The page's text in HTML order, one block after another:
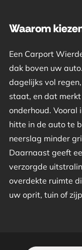
Waarom
Een Carport
dak boven uw
dagelijks vol
staat, en dat
onderhoud. Vooral
hitte in de auto te
neerslag minder
Daarnaast geeft
verzorgde
overdekte ruimte
uw oprit, tuin of